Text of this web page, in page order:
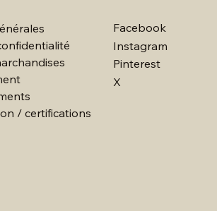
/ certifications
Facebook
Instagram
Pinterest
X